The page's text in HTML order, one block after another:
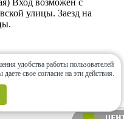
Вход возможен с
улицы. Заезд на
до 20.00
удобства работы пользователей
свое согласие на эти действия.